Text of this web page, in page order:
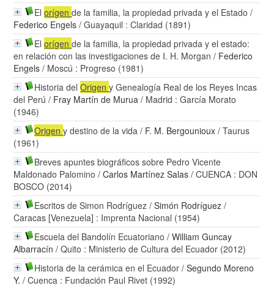
Elorígende la familia, la propiedad privada y el Estado /
Federico Engels / Guayaquil : Claridad (1891)
Elorígende la familia, la propiedad privada y el estado:
en relación con las investigaciones de I. H. Morgan / Federico
Engels / Moscú : Progreso (1981)
Historia delOrigeny Genealogía Real de los Reyes Incas
del Perú / Fray Martín de Murua / Madrid : García Morato
(1946)
Origeny destino de la vida / F. M. Bergounioux / Taurus
(1961)
Breves apuntes biográficos sobre Pedro Vicente
Maldonado Palomino /Carlos Martínez Salas / CUENCA : DON
BOSCO (2014)
Escritos de Simon Rodríguez /Simón Rodríguez /
Caracas [Venezuela] : Imprenta Nacional (1954)
Escuela del Bandolín Ecuatoriano /William Guncay
Albarracín / Quito : Ministerio de Cultura del Ecuador (2012)
Historia de la cerámica en el Ecuador /Segundo Moreno
Y. / Cuenca : Fundación Paul Rivet (1992)